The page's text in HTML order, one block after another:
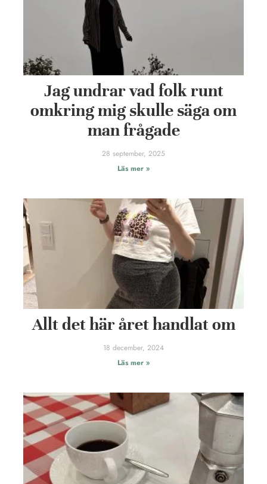
Jag undrar vad folk runt
omkring mig skulle säga om
man frågade
28 september, 2025
Läs mer »
Allt det här året handlat om
18 december, 2024
Läs mer »